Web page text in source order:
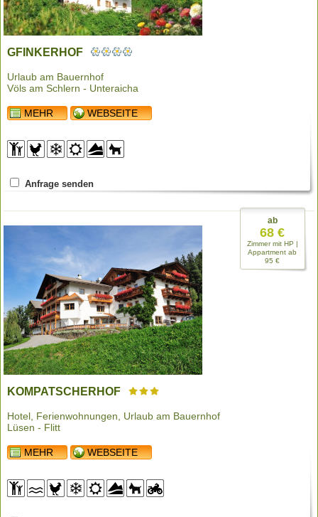
GFINKERHOF
Urlaub am Bauernhof
Völs am Schlern - Unteraicha
MEHR WEBSEITE
Anfrage senden
KOMPATSCHERHOF
Hotel, Ferienwohnungen, Urlaub am Bauernhof
Lüsen - Flitt
MEHR WEBSEITE
ab
68 €
Zimmer mit HP |
Appartment ab
95 €